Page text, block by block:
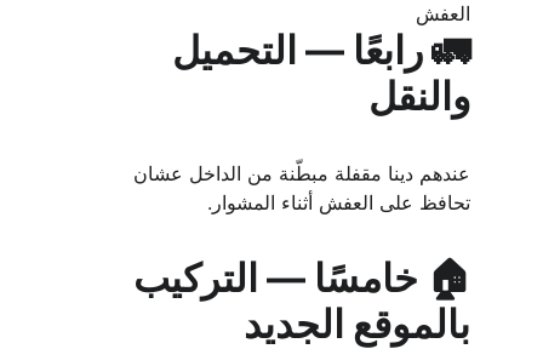
العفش
🚛 رابعًا — التحميل
والنقل
عندهم دينا مقفلة مبطّنة من الداخل عشان
تحافظ على العفش أثناء المشوار.
🏠 خامسًا — التركيب
بالموقع الجديد